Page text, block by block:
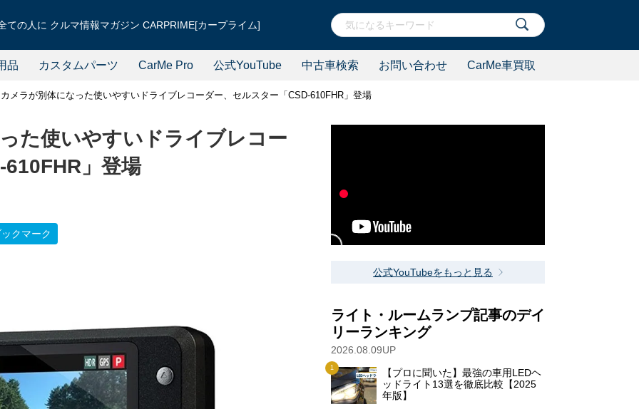
ての人に クルマ情報マガジン CARPRIME[カープライム]
品 カスタムパーツ CarMe Pro 公式YouTube 中古車検索 お問い合わせ CarMe車買取
メラが別体になった使いやすいドライブレコーダー、セルスター「CSD-610FHR」登場
た使いやすいドライブレコー
」登場
クマーク
公式YouTubeをもっと見る
ライト・ルームランプ記事のデイ
リーランキング
2026.08.09UP
【プロに聞いた】最強の車用LEDヘ
ッドライト13選を徹底比較【2025
年版】